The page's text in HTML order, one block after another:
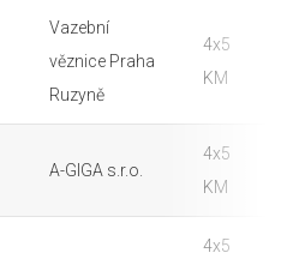
Vazební
věznice Praha
Ruzyně
4x5
KM
A-GIGA s.r.o.
4x5
KM
4x5